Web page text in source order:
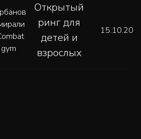
gym
Открытый
ринг для
детей и
взрослых